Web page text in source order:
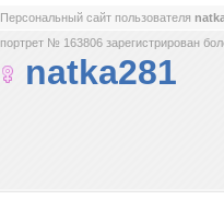
Персональный сайт пользователя
портрет № 163806 зарегистрирован
natka281